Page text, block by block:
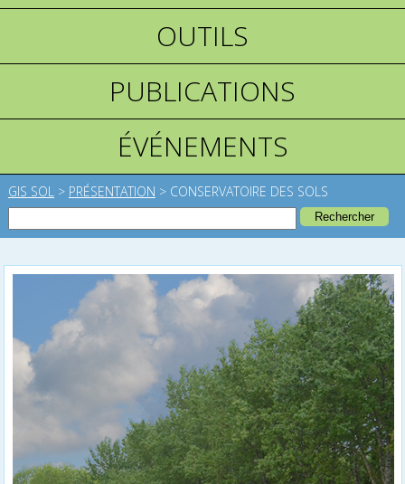
OUTILS
PUBLICATIONS
ÉVÉNEMENTS
GIS SOL > PRÉSENTATION > CONSERVATOIRE DES SOLS